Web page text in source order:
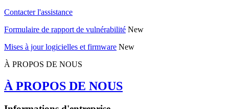
Contacter l'assistance
Formulaire de rapport de vulnérabilité New
Mises à jour logicielles et firmware New
À PROPOS DE NOUS
À PROPOS DE NOUS